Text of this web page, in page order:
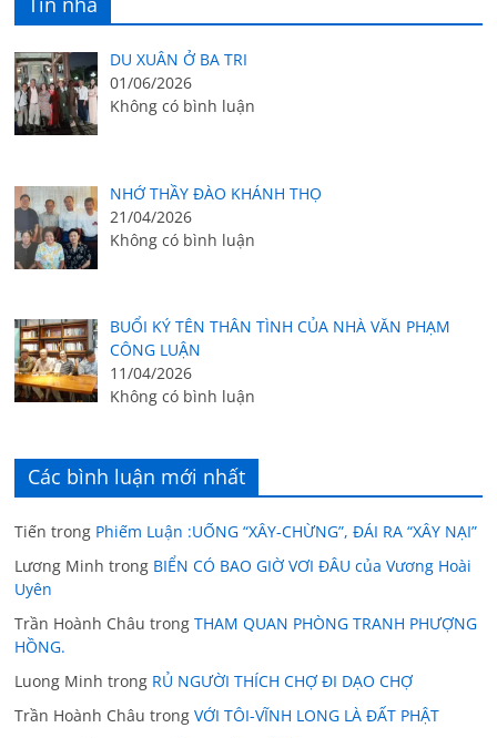
DU XUÂN Ở BA TRI
01/06/2026
Không có bình luận
NHỚ THẦY ĐÀO KHÁNH THỌ
21/04/2026
Không có bình luận
BUỔI KÝ TÊN THÂN TÌNH CỦA NHÀ VĂN PHẠM
CÔNG LUẬN
11/04/2026
Không có bình luận
Các bình luận mới nhất
Tiến trong Phiếm Luận :UỐNG “XÂY-CHỪNG”, ĐÁI RA “XÂY NẠI”
Lương Minh trong BIỂN CÓ BAO GIỜ VƠI ĐÂU của Vương Hoài
Uyên
Trần Hoành Châu trongTHAM QUAN PHÒNG TRANH PHƯỢNG
HỒNG.
Luong Minh trong RỦ NGƯỜI THÍCH CHỢ ĐI DẠO CHỢ
Trần Hoành Châu trongVỚI TÔI-VĨNH LONG LÀ ĐẤT PHẬT